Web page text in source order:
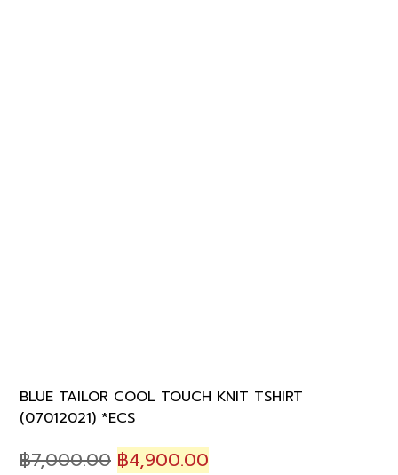
BLUE TAILOR COOL TOUCH KNIT TSHIRT
(07012021) *ECS
฿7,000.00 Original
฿4,900.00